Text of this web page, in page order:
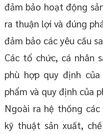
đảm bảo hoạt động
ra thuận lợi và đúng
đảm bảo các yêu cầu
Các tổ chức, cá nhân
phù hợp quy định
phẩm và quy định của
Ngoài ra hệ thống
kỹ thuật sản xuất,